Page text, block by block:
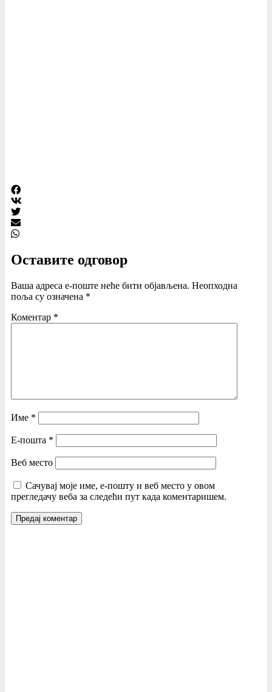
Оставите одговор
Ваша адреса е-поште неће бити објављена. Неопходна
поља су означена *
Коментар *
Име *
Е-пошта *
Веб место
Сачувај моје име, е-пошту и веб место у овом
прегледачу веба за следећи пут када коментаришем.